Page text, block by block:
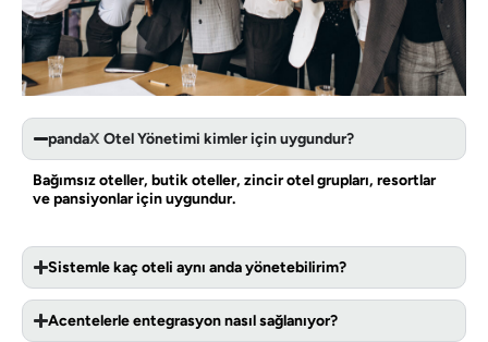
pandaX Otel Yönetimi kimler için uygundur?
Bağımsız oteller, butik oteller, zincir otel grupları, resortlar
ve pansiyonlar için uygundur.
Sistemle kaç oteli aynı anda yönetebilirim?
Acentelerle entegrasyon nasıl sağlanıyor?